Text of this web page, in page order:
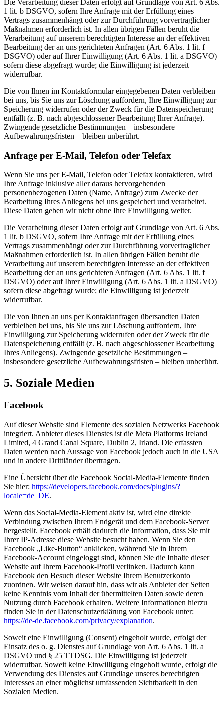
Die Verarbeitung dieser Daten erfolgt auf Grundlage von Art. 6 Abs.
1 lit. b DSGVO, sofern Ihre Anfrage mit der Erfüllung eines
Vertrags zusammenhängt oder zur Durchführung vorvertraglicher
Maßnahmen erforderlich ist. In allen übrigen Fällen beruht die
Verarbeitung auf unserem berechtigten Interesse an der effektiven
Bearbeitung der an uns gerichteten Anfragen (Art. 6 Abs. 1 lit. f
DSGVO) oder auf Ihrer Einwilligung (Art. 6 Abs. 1 lit. a DSGVO)
sofern diese abgefragt wurde; die Einwilligung ist jederzeit
widerrufbar.
Die von Ihnen im Kontaktformular eingegebenen Daten verbleiben
bei uns, bis Sie uns zur Löschung auffordern, Ihre Einwilligung zur
Speicherung widerrufen oder der Zweck für die Datenspeicherung
entfällt (z. B. nach abgeschlossener Bearbeitung Ihrer Anfrage).
Zwingende gesetzliche Bestimmungen – insbesondere
Aufbewahrungsfristen – bleiben unberührt.
Anfrage per E-Mail, Telefon oder Telefax
Wenn Sie uns per E-Mail, Telefon oder Telefax kontaktieren, wird
Ihre Anfrage inklusive aller daraus hervorgehenden
personenbezogenen Daten (Name, Anfrage) zum Zwecke der
Bearbeitung Ihres Anliegens bei uns gespeichert und verarbeitet.
Diese Daten geben wir nicht ohne Ihre Einwilligung weiter.
Die Verarbeitung dieser Daten erfolgt auf Grundlage von Art. 6 Abs.
1 lit. b DSGVO, sofern Ihre Anfrage mit der Erfüllung eines
Vertrags zusammenhängt oder zur Durchführung vorvertraglicher
Maßnahmen erforderlich ist. In allen übrigen Fällen beruht die
Verarbeitung auf unserem berechtigten Interesse an der effektiven
Bearbeitung der an uns gerichteten Anfragen (Art. 6 Abs. 1 lit. f
DSGVO) oder auf Ihrer Einwilligung (Art. 6 Abs. 1 lit. a DSGVO)
sofern diese abgefragt wurde; die Einwilligung ist jederzeit
widerrufbar.
Die von Ihnen an uns per Kontaktanfragen übersandten Daten
verbleiben bei uns, bis Sie uns zur Löschung auffordern, Ihre
Einwilligung zur Speicherung widerrufen oder der Zweck für die
Datenspeicherung entfällt (z. B. nach abgeschlossener Bearbeitung
Ihres Anliegens). Zwingende gesetzliche Bestimmungen –
insbesondere gesetzliche Aufbewahrungsfristen – bleiben unberührt.
5. Soziale Medien
Facebook
Auf dieser Website sind Elemente des sozialen Netzwerks Facebook
integriert. Anbieter dieses Dienstes ist die Meta Platforms Ireland
Limited, 4 Grand Canal Square, Dublin 2, Irland. Die erfassten
Daten werden nach Aussage von Facebook jedoch auch in die USA
und in andere Drittländer übertragen.
Eine Übersicht über die Facebook Social-Media-Elemente finden
Sie hier: https://developers.facebook.com/docs/plugins/?
locale=de_DE.
Wenn das Social-Media-Element aktiv ist, wird eine direkte
Verbindung zwischen Ihrem Endgerät und dem Facebook-Server
hergestellt. Facebook erhält dadurch die Information, dass Sie mit
Ihrer IP-Adresse diese Website besucht haben. Wenn Sie den
Facebook „Like-Button“ anklicken, während Sie in Ihrem
Facebook-Account eingeloggt sind, können Sie die Inhalte dieser
Website auf Ihrem Facebook-Profil verlinken. Dadurch kann
Facebook den Besuch dieser Website Ihrem Benutzerkonto
zuordnen. Wir weisen darauf hin, dass wir als Anbieter der Seiten
keine Kenntnis vom Inhalt der übermittelten Daten sowie deren
Nutzung durch Facebook erhalten. Weitere Informationen hierzu
finden Sie in der Datenschutzerklärung von Facebook unter:
https://de-de.facebook.com/privacy/explanation.
Soweit eine Einwilligung (Consent) eingeholt wurde, erfolgt der
Einsatz des o. g. Dienstes auf Grundlage von Art. 6 Abs. 1 lit. a
DSGVO und § 25 TTDSG. Die Einwilligung ist jederzeit
widerrufbar. Soweit keine Einwilligung eingeholt wurde, erfolgt die
Verwendung des Dienstes auf Grundlage unseres berechtigten
Interesses an einer möglichst umfassenden Sichtbarkeit in den
Sozialen Medien.